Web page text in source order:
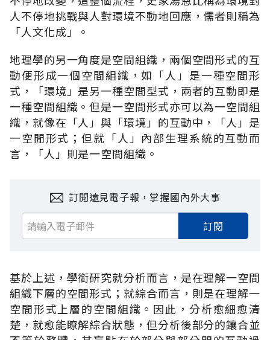
人不停地挑戰與人對環境不動地回應，儒者則稱為
「人文化成」。
地理學的另一角度是空間組織，兩個空間形式的互
動便形成一個空間組織，如「人」是一種空間形
式，「環境」是另一種空間型式，兩者的互動即是
一種空間組織。但是一空間形式亦可以為一空間組
織，就像在「人」與「環境」的互動中，「人」是
一空閒形式；但就「人」內部生理系統的互動而
言，「人」則是一空間組織。
訂閱遠見電子報，掌握國內外大事
訂閱
基於上述，學銜研究就分析而言，是在理解一空間
組織下層的空間形式；就綜合而言，則是在理解一
空間形式上層的空間組織。因此，分析愈細愈清
楚，就愈能瞭解綜合狀態，但分析後部分的鑲合並